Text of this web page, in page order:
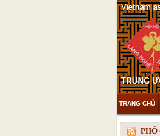
TRANG CHỦ
THAM KHẢO
PHỐ